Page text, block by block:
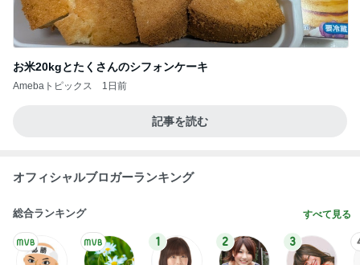
お米20kgとたくさんのシフォンケーキ
Amebaトピックス 1日前
記事を読む
オフィシャルブロガーランキング
総合ランキング すべて見る
1 2 3